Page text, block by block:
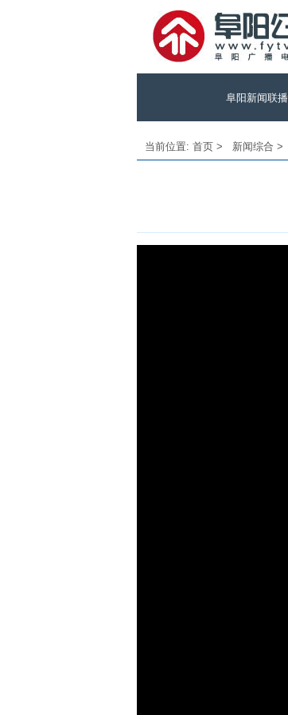
阜阳新闻联播
当前位置: 首页 > 新闻综合 >